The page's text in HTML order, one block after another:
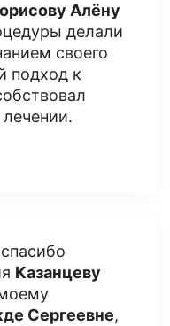
Алёну
делали
своего
подход к
Казанцеву
Сергеевне,